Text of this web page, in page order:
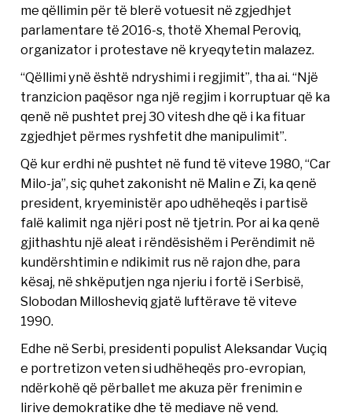
me qëllimin për të blerë votuesit në zgjedhjet
parlamentare të 2016-s, thotë Xhemal Peroviq,
organizator i protestave në kryeqytetin malazez.
“Qëllimi ynë është ndryshimi i regjimit”, tha ai. “Një
tranzicion paqësor nga një regjim i korruptuar që ka
qenë në pushtet prej 30 vitesh dhe që i ka fituar
zgjedhjet përmes ryshfetit dhe manipulimit”.
Që kur erdhi në pushtet në fund të viteve 1980, “Car
Milo-ja”, siç quhet zakonisht në Malin e Zi, ka qenë
president, kryeministër apo udhëheqës i partisë
falë kalimit nga njëri post në tjetrin. Por ai ka qenë
gjithashtu një aleat i rëndësishëm i Perëndimit në
kundërshtimin e ndikimit rus në rajon dhe, para
kësaj, në shkëputjen nga njeriu i fortë i Serbisë,
Slobodan Millosheviq gjatë luftërave të viteve
1990.
Edhe në Serbi, presidenti populist Aleksandar Vuçiq
e portretizon veten si udhëheqës pro-evropian,
ndërkohë që përballet me akuza për frenimin e
lirive demokratike dhe të mediave në vend.